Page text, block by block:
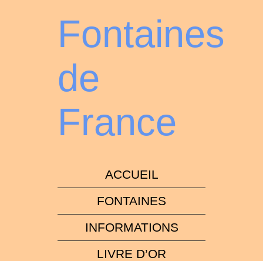
Fontaines
de
France
ACCUEIL
FONTAINES
INFORMATIONS
LIVRE D’OR